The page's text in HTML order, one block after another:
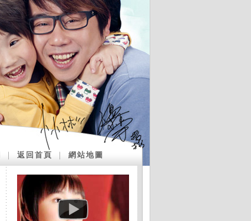
返回首頁 網站地圖